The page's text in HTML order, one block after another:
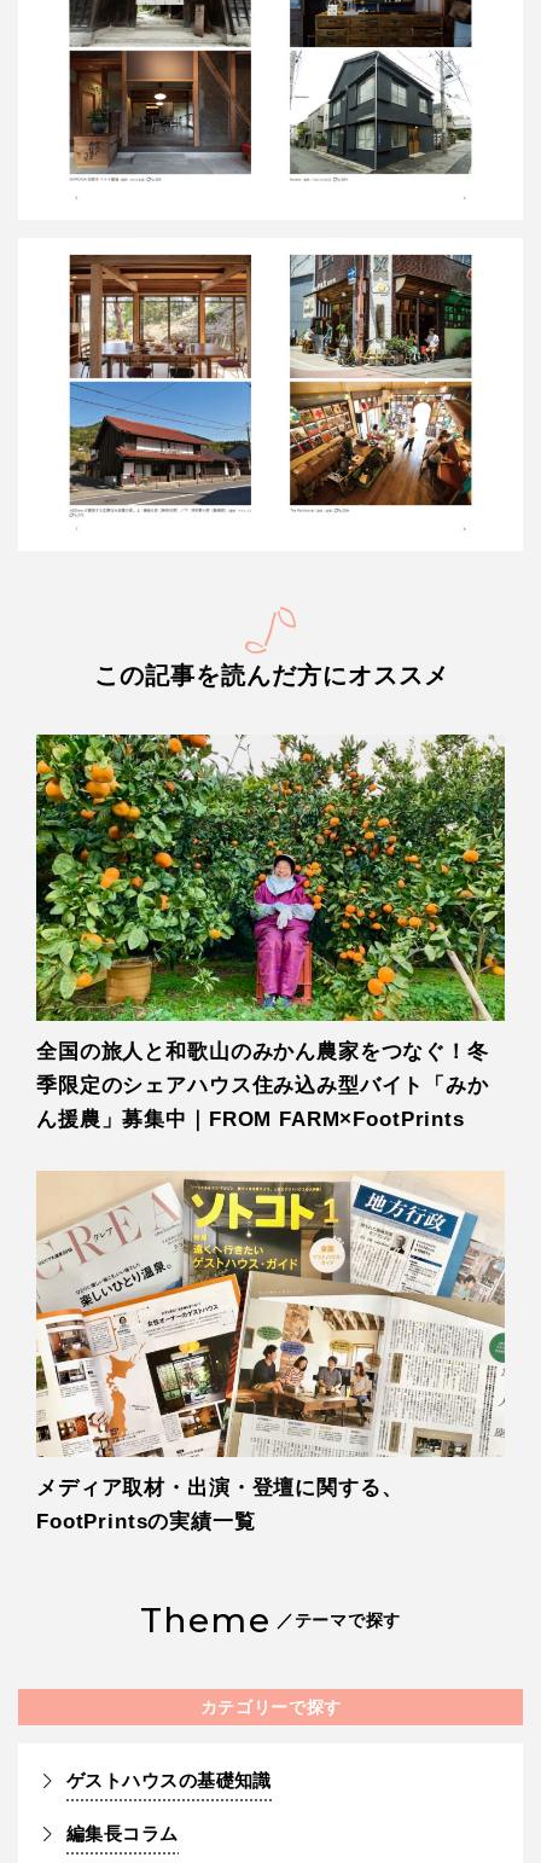
この記事を読んだ方にオススメ
全国の旅人と和歌山のみかん農家をつなぐ！冬
季限定のシェアハウス住み込み型バイト「みか
ん援農」募集中｜FROM FARM×FootPrints
メディア取材・出演・登壇に関する、
FootPrintsの実績一覧
Theme ／テーマで探す
カテゴリーで探す
ゲストハウスの基礎知識
編集長コラム